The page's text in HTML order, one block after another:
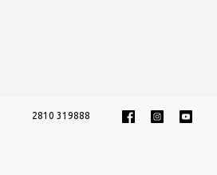
2810 319888